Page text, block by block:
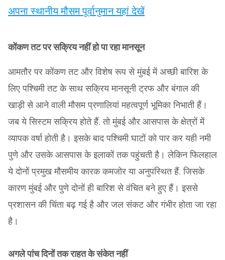
अपना स्थानीय मौसम पूर्वानुमान यहां देखें
कोंकण तट पर सक्रिय नहीं हो पा रहा मानसून
आमतौर पर कोंकण तट और विशेष रूप से मुंबई में अच्छी बारिश के
लिए पश्चिमी तट के साथ सक्रिय मानसूनी ट्रफ और बंगाल की
खाड़ी से आने वाली मौसम प्रणालियां महत्वपूर्ण भूमिका निभाती हैं।
जब ये सिस्टम सक्रिय होते हैं, तो मुंबई और आसपास के क्षेत्रों में
व्यापक वर्षा होती है। इसके बाद पश्चिमी घाटों को पार कर यही नमी
पुणे और उसके आसपास के इलाकों तक पहुंचती है। लेकिन फिलहाल
ये दोनों प्रमुख मौसमीय कारक कमजोर या अनुपस्थित हैं, जिसके
कारण मुंबई और पुणे दोनों ही बारिश से वंचित बने हुए हैं। इससे
प्रशासन की चिंता बढ़ गई है और जल संकट और गंभीर होता जा रहा
है।
अगले पांच दिनों तक राहत के संकेत नहीं